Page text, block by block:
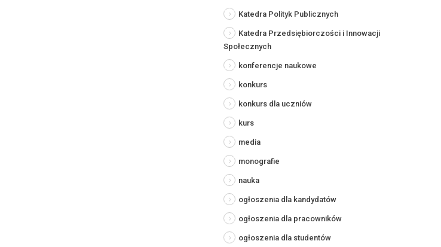
Katedra Polityk Publicznych
Katedra Przedsiębiorczości i Innowacji
Społecznych
konferencje naukowe
konkurs
konkurs dla uczniów
kurs
media
monografie
nauka
ogłoszenia dla kandydatów
ogłoszenia dla pracowników
ogłoszenia dla studentów